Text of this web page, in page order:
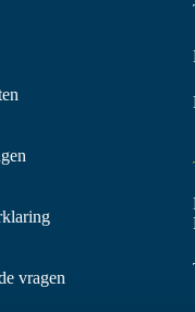
vragen